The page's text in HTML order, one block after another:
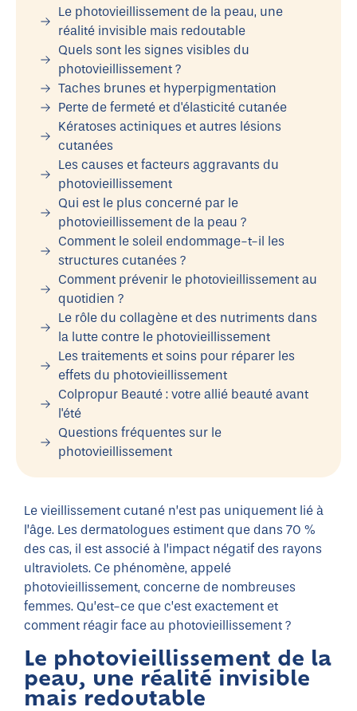
Le photovieillissement de la peau, une
réalité invisible mais redoutable
Quels sont les signes visibles du
photovieillissement ?
Taches brunes et hyperpigmentation
Perte de fermeté et d'élasticité cutanée
Kératoses actiniques et autres lésions
cutanées
Les causes et facteurs aggravants du
photovieillissement
Qui est le plus concerné par le
photovieillissement de la peau ?
Comment le soleil endommage-t-il les
structures cutanées ?
Comment prévenir le photovieillissement au
quotidien ?
Le rôle du collagène et des nutriments dans
la lutte contre le photovieillissement
Les traitements et soins pour réparer les
effets du photovieillissement
Colpropur Beauté : votre allié beauté avant
l'été
Questions fréquentes sur le
photovieillissement
Le vieillissement cutané n’est pas uniquement lié à
l’âge. Les dermatologues estiment que dans 70 %
des cas, il est associé à l’impact négatif des rayons
ultraviolets. Ce phénomène, appelé
photovieillissement, concerne de nombreuses
femmes. Qu’est-ce que c’est exactement et
comment réagir face au photovieillissement ?
Le photovieillissement de la
peau, une réalité invisible
mais redoutable